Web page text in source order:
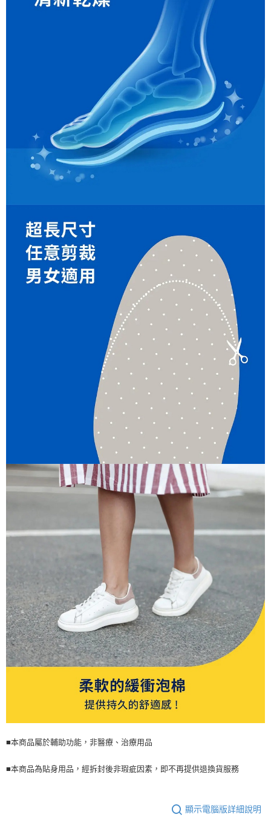
■本商品屬於輔助功能，非醫療、治療用品
■本商品為貼身用品，經拆封後非瑕疵因素，即不再提供退換貨服務
顯示電腦版詳細說明